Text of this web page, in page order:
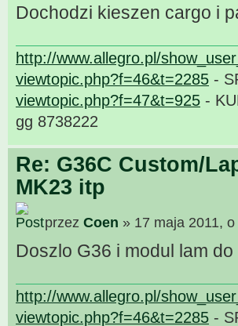
Dochodzi kieszen cargo i
http://www.allegro.pl/
viewtopic.php?f=46&t=2285 -
viewtopic.php?f=47&t=925 -
gg 8738222
Re: G36C Custom/
MK23 itp
przez Coen » 17 maja 2011,
Doszlo G36 i modul lam do
http://www.allegro.pl/
viewtopic.php?f=46&t=2285 -